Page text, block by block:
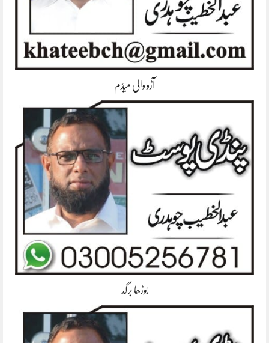
آڑو والی میڈم
بوڑھا برگد